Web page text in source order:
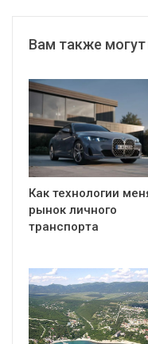
Вам также могут
Как технологии
рынок личного
транспорта